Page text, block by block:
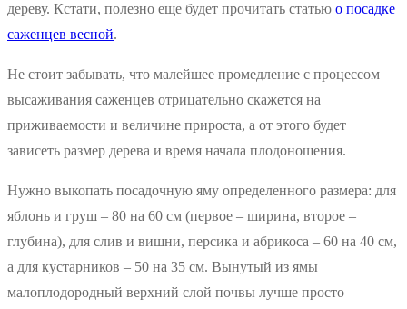
дереву. Кстати, полезно еще будет прочитать статью о посадке
саженцев весной.
Не стоит забывать, что малейшее промедление с процессом
высаживания саженцев отрицательно скажется на
приживаемости и величине прироста, а от этого будет
зависеть размер дерева и время начала плодоношения.
Нужно выкопать посадочную яму определенного размера: для
яблонь и груш – 80 на 60 см (первое – ширина, второе –
глубина), для слив и вишни, персика и абрикоса – 60 на 40 см,
а для кустарников – 50 на 35 см. Вынутый из ямы
малоплодородный верхний слой почвы лучше просто